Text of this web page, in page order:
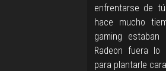
enfrentarse de
hace mucho
gaming
Radeon fuera lo
para plantarle